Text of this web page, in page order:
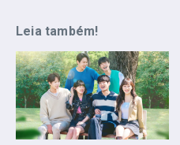
Leia também!